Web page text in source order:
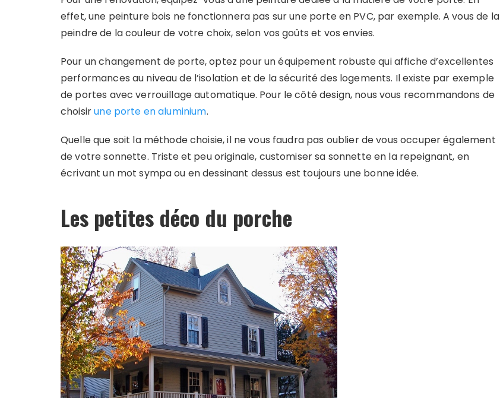
effet, une peinture bois ne fonctionnera pas sur une porte en PVC, par exemple. A vous de la
peindre de la couleur de votre choix, selon vos goûts et vos envies.
Pour un changement de porte, optez pour un équipement robuste qui affiche d’excellentes
performances au niveau de l’isolation et de la sécurité des logements. Il existe par exemple
de portes avec verrouillage automatique. Pour le côté design, nous vous recommandons de
choisirune porte en aluminium.
Quelle que soit la méthode choisie, il ne vous faudra pas oublier de vous occuper également
de votre sonnette. Triste et peu originale, customiser sa sonnette en la repeignant, en
écrivant un mot sympa ou en dessinant dessus est toujours une bonne idée.
Les petites déco du porche